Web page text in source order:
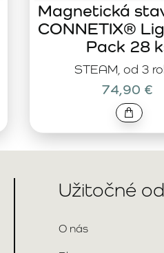
STEAM, od 3
Magnetická
CONNETIX®
Pack 28
74,90 €
Užitočné
O nás